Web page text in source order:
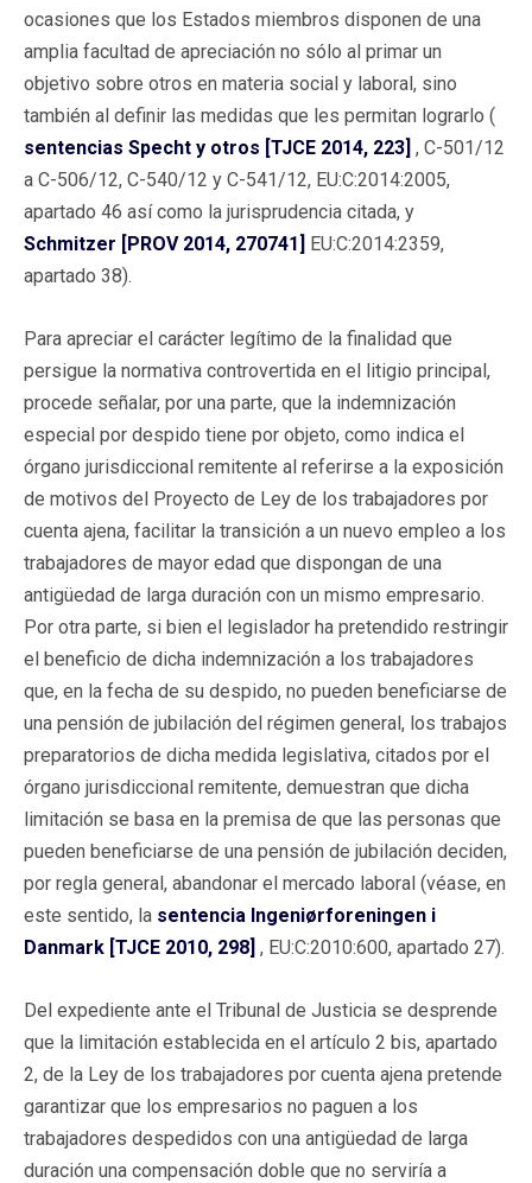
ocasiones que los Estados miembros disponen de una
amplia facultad de apreciación no sólo al primar un
objetivo sobre otros en materia social y laboral, sino
también al definir las medidas que les permitan lograrlo (
sentencias Specht y otros [TJCE 2014, 223] , C-501/12
a C-506/12, C-540/12 y C-541/12, EU:C:2014:2005,
apartado 46 así como la jurisprudencia citada, y
Schmitzer [PROV 2014, 270741] EU:C:2014:2359,
apartado 38).
Para apreciar el carácter legítimo de la finalidad que
persigue la normativa controvertida en el litigio principal,
procede señalar, por una parte, que la indemnización
especial por despido tiene por objeto, como indica el
órgano jurisdiccional remitente al referirse a la exposición
de motivos del Proyecto de Ley de los trabajadores por
cuenta ajena, facilitar la transición a un nuevo empleo a los
trabajadores de mayor edad que dispongan de una
antigüedad de larga duración con un mismo empresario.
Por otra parte, si bien el legislador ha pretendido restringir
el beneficio de dicha indemnización a los trabajadores
que, en la fecha de su despido, no pueden beneficiarse de
una pensión de jubilación del régimen general, los trabajos
preparatorios de dicha medida legislativa, citados por el
órgano jurisdiccional remitente, demuestran que dicha
limitación se basa en la premisa de que las personas que
pueden beneficiarse de una pensión de jubilación deciden,
por regla general, abandonar el mercado laboral (véase, en
este sentido, la sentencia Ingeniørforeningen i
Danmark [TJCE 2010, 298] , EU:C:2010:600, apartado 27).
Del expediente ante el Tribunal de Justicia se desprende
que la limitación establecida en el artículo 2 bis, apartado
2, de la Ley de los trabajadores por cuenta ajena pretende
garantizar que los empresarios no paguen a los
trabajadores despedidos con una antigüedad de larga
duración una compensación doble que no serviría a